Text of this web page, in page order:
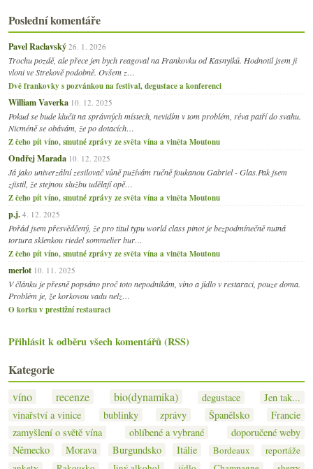
Poslední komentáře
Pavel Raclavský 26. 1. 2026
Trochu pozdě, ale přece jen bych reagoval na Frankovku od Kasnyiků. Hodnotil jsem ji
vloni ve Strekově podobně. Ovšem z…
Dvě frankovky s pozvánkou na festival, degustace a konferenci
William Vaverka 10. 12. 2025
Pokud se bude klučit na správných místech, nevidím v tom problém, réva patří do svahu.
Nicméně se obávám, že po dotacích…
Z čeho pít víno, smutné zprávy ze světa vína a viněta Moutonu
Ondřej Marada 10. 12. 2025
Já jako univerzální zesilovač vůně pužívám ručně foukanou Gabriel - Glas.Pak jsem
zjistil, že stejnou službu udělají opě…
Z čeho pít víno, smutné zprávy ze světa vína a viněta Moutonu
p.j. 4. 12. 2025
Pořád jsem přesvědčený, že pro titul typu world class pinot je bezpodmínečně nutná
tortura sklenkou riedel sommelier bur…
Z čeho pít víno, smutné zprávy ze světa vína a viněta Moutonu
merlot 10. 11. 2025
V článku je přesně popsáno proč toto nepodnikám, víno a jídlo v restaraci, pouze doma.
Problém je, že korkovou vadu nelz…
O korku v prestižní restauraci
Přihlásit k odběru všech komentářů (RSS)
Kategorie
víno recenze bio(dynamika) degustace
Jen tak...
vinařství a vinice
bublinky zprávy Španělsko
Francie
zamyšlení o světě vína
oblíbené a vybrané
doporučené weby
Německo
Morava Burgundsko Itálie Bordeaux
reportáže